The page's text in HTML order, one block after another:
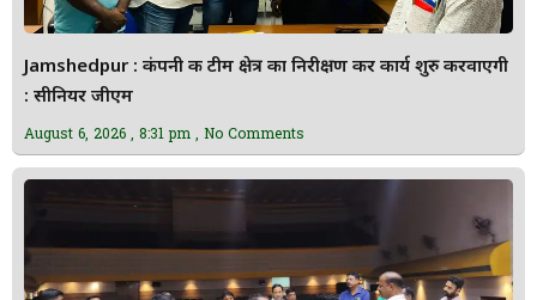
Jamshedpur : कंपनी की टीम क्षेत्र का निरीक्षण कर कार्य शुरु करवाएगी
: सीनियर जीएम
August 6, 2026 8:31 pm No Comments